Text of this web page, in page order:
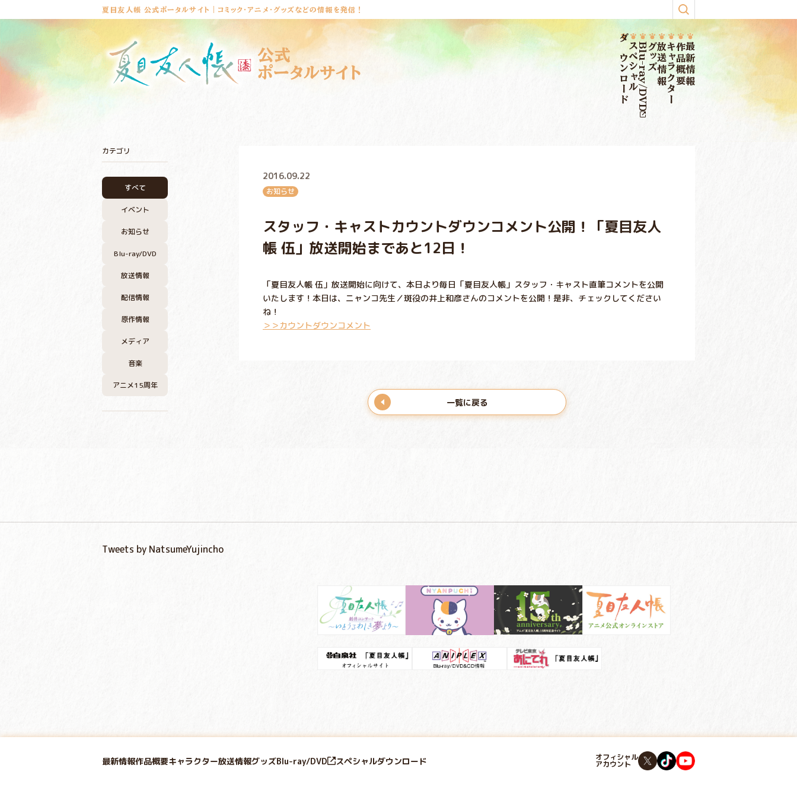
夏目友人帳 公式ポータルサイト｜コミック・アニメ・グッズなどの情報を発信！
公式
ポータルサイト
ダウンロードスペシャルBlu-ray/DVDグッズ放送情報キャラクター作品概要最新情報
カテゴリ
すべて
イベント
お知らせ
Blu-ray/DVD
放送情報
配信情報
原作情報
メディア
音楽
アニメ15周年
2016.09.22
お知らせ
スタッフ・キャストカウントダウンコメント公開！「夏目友人
帳 伍」放送開始まであと12日！
「夏目友人帳 伍」放送開始に向けて、本日より毎日「夏目友人帳」スタッフ・キャスト直筆コメントを公開
いたします！本日は、ニャンコ先生／斑役の井上和彦さんのコメントを公開！是非、チェックしてください
ね！
＞＞カウントダウンコメント
一覧に戻る
Tweets by NatsumeYujincho
最新情報作品概要キャラクター放送情報グッズBlu-ray/DVD スペシャルダウンロード オフィシャル
アカウント